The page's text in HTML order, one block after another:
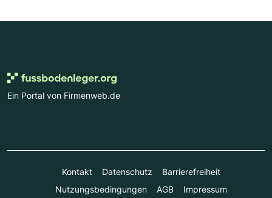
Ein Portal von Firmenweb.de
Kontakt Datenschutz
Barrierefreiheit
Nutzungsbedingungen
AGB Impressum